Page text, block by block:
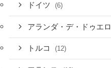
ドイツ (6)
アランダ・デ・ドゥエロ
トルコ (12)